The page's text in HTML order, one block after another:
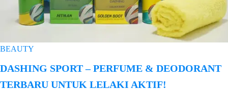
BEAUTY
DASHING SPORT – PERFUME & DEODORANT
TERBARU UNTUK LELAKI AKTIF!